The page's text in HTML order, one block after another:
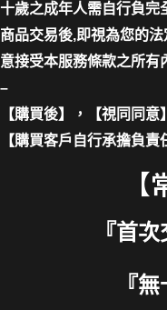
十歲之成年人需自行負完
商品交易後,即視為您的
意接受本服務條款之所有
–
【購買後】，【視同同意】
【購買客戶自行承擔負責
『首次
『無